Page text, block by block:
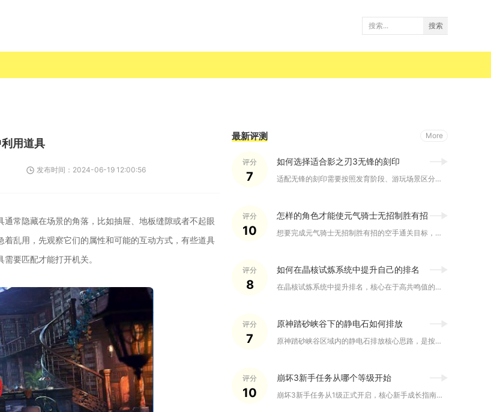
搜索
用道具
发布时间： 2024-06-19 12:00:56
常隐藏在场景的角落，比如抽屉、地板缝隙或者不起眼
乱用，先观察它们的属性和可能的互动方式，有些道具
要匹配才能打开机关。
最新评测 More
评分
7
如何选择适合影之刃3无锋的刻印
适配无锋的刻印需要按照发育阶段、游玩场景区分，开荒过渡选用巨...
评分
10
怎样的角色才能使元气骑士无招制胜有招
想要完成元气骑士无招制胜有招的空手通关目标，优先选择气宗、工...
评分
8
如何在晶核试炼系统中提升自己的排名
在晶核试炼系统中提升排名，核心在于高共鸣值的阵容搭配、极限输...
评分
7
原神踏砂峡谷下的静电石如何排放
原神踏砂峡谷区域内的静电石排放核心思路，是按照从低电位到高电...
评分
10
崩坏3新手任务从哪个等级开始
崩坏3新手任务从1级正式开启，核心新手成长指南在10级解锁，...